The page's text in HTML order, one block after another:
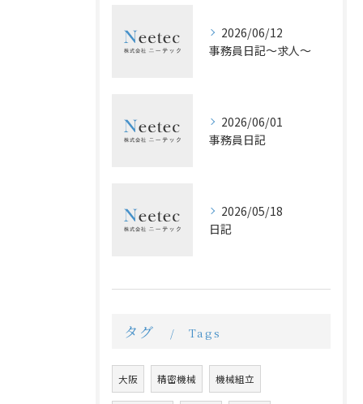
2026/06/12
事務員日記〜求人〜
2026/06/01
事務員日記
2026/05/18
日記
タグ Tags
大阪 精密機械 機械組立